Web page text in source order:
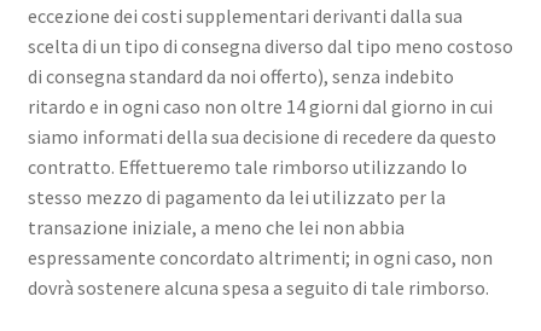
eccezione dei costi supplementari derivanti dalla sua
scelta di un tipo di consegna diverso dal tipo meno costoso
di consegna standard da noi offerto), senza indebito
ritardo e in ogni caso non oltre 14 giorni dal giorno in cui
siamo informati della sua decisione di recedere da questo
contratto. Effettueremo tale rimborso utilizzando lo
stesso mezzo di pagamento da lei utilizzato per la
transazione iniziale, a meno che lei non abbia
espressamente concordato altrimenti; in ogni caso, non
dovrà sostenere alcuna spesa a seguito di tale rimborso.